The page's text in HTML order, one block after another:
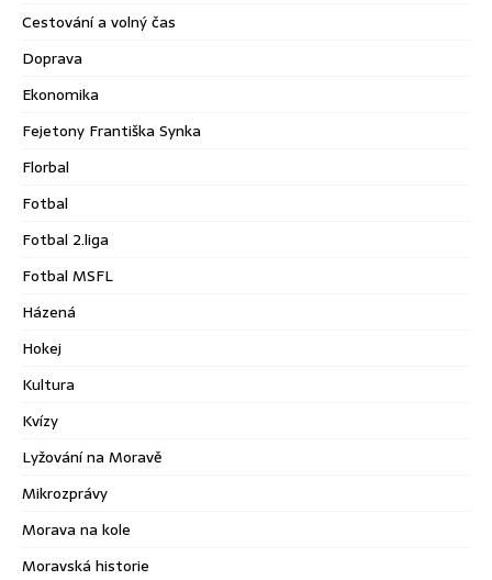
Cestování a volný čas
Doprava
Ekonomika
Fejetony Františka Synka
Florbal
Fotbal
Fotbal 2.liga
Fotbal MSFL
Házená
Hokej
Kultura
Kvízy
Lyžování na Moravě
Mikrozprávy
Morava na kole
Moravská historie